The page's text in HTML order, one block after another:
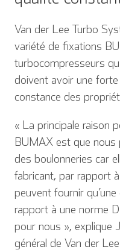
Van der Lee Turbo
variété de fixations
turbocompresseurs
doivent avoir une
constance des
« La principale raison
BUMAX est que nous
des boulonneries car
fabricant, par rapport
peuvent fournir
rapport à une norme
pour nous », explique
général de Van der